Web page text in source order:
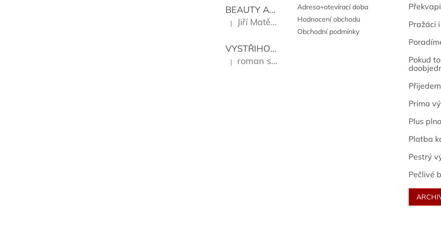
BEAUTY AND THE BEAT
Go Go's
Hodnocení produktu je 5 z 5 hvězdiček.
| Jiří Matějů
VYSTŘIHOVÁNKY - PRAŽSKÉ PAMÁTKY Kropáček
Hodnocení produktu je 5 z 5 hvězdiček.
| roman sekanina
Adresa+otevírací doba
Hodnocení obchodu
Obchodní podmínky
Pražáci
Pokud
Prima
Plus
Platba
Pestrý
Pečlivé